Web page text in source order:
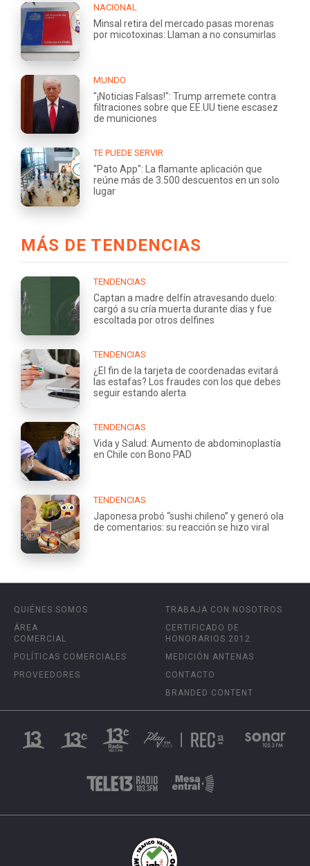
NACIONAL
Minsal retira del mercado pasas morenas
por micotoxinas: Llaman a no consumirlas
MUNDO
"¡Noticias Falsas!": Trump arremete contra
filtraciones sobre que EE.UU tiene escasez
de municiones
TE PUEDE SERVIR
"Pato App": La flamante aplicación que
reúne más de 3.500 descuentos en un solo
lugar
MÁS DE TENDENCIAS
TENDENCIAS
Captan a madre delfín atravesando duelo:
cargó a su cría muerta durante días y fue
escoltada por otros delfines
TENDENCIAS
¿El fin de la tarjeta de coordenadas evitará
las estafas? Los fraudes con los que debes
seguir estando alerta
TENDENCIAS
Vida y Salud: Aumento de abdominoplastía
en Chile con Bono PAD
TENDENCIAS
Japonesa probó “sushi chileno” y generó ola
de comentarios: su reacción se hizo viral
QUIÉNES SOMOS
ÁREA
COMERCIAL
POLÍTICAS COMERCIALES
PROVEEDORES
TRABAJA CON NOSOTROS
CERTIFICADO DE
HONORARIOS 2012
MEDICIÓN ANTENAS
CONTACTO
BRANDED CONTENT